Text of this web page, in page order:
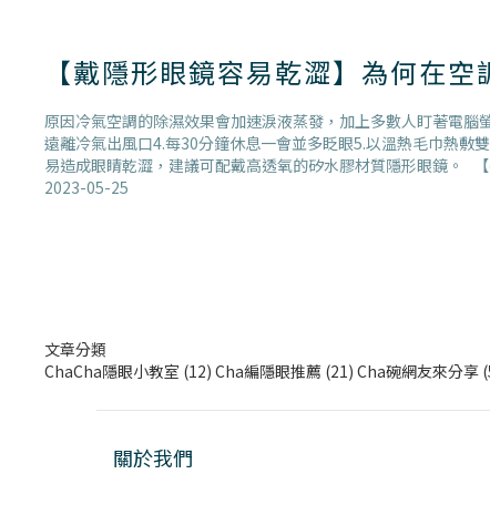
【戴隱形眼鏡容易乾澀】為何在
原因冷氣空調的除濕效果會加速淚液蒸發，加上多數人盯著電
遠離冷氣出風口4.每30分鐘休息一會並多眨眼5.以溫熱毛巾熱敷
易造成眼睛乾澀，建議可配戴高透氧的矽水膠材質隱形眼鏡。
2023-05-25
文章分類
ChaCha隱眼小教室 (12) Cha編隱眼推薦 (21) Cha碗網友來分享
關於我們